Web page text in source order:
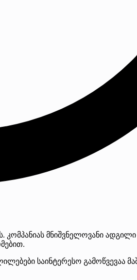
მნიშვნელოვანი ადგილი
საინტერესო გამოწვევაა